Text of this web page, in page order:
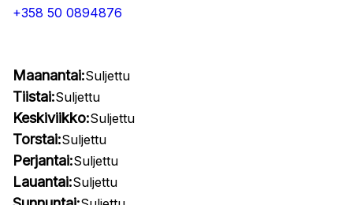
+358 50 0894876
Maanantai:Suljettu
Tiistai:Suljettu
Keskiviikko:Suljettu
Torstai:Suljettu
Perjantai:Suljettu
Lauantai:Suljettu